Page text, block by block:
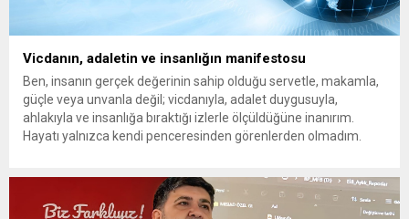
Vicdanın, adaletin ve insanlığın manifestosu
Ben, insanın gerçek değerinin sahip olduğu servetle, makamla,
güçle veya unvanla değil; vicdanıyla, adalet duygusuyla,
ahlakıyla ve insanlığa bıraktığı izlerle ölçüldüğüne inanırım.
Hayatı yalnızca kendi penceresinden görenlerden olmadım.
gözyaşı da, bir annenin umudu...